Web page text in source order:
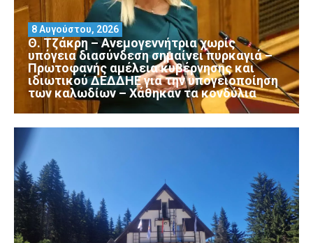
Θ. Τζάκρη – Ανεμογεννήτρια χωρίς
υπόγεια διασύνδεση σημαίνει πυρκαγιά –
Πρωτοφανής αμέλεια κυβέρνησης και
ιδιωτικού ΔΕΔΔΗΕ για την υπογειοποίηση
των καλωδίων – Χάθηκαν τα κονδύλια
8 Αυγούστου, 2026